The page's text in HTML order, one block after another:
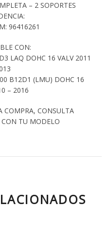
– 2 SOPORTES
96416261
CON:
LAQ DOHC 16 VALV 2011
B12D1 (LMU) DOHC 16
– 2016
COMPRA, CONSULTA
TU MODELO